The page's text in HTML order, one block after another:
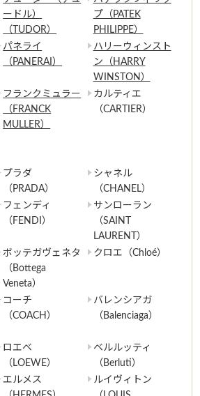
ードル）
（TUDOR）
プ（PATEK
PHILIPPE）
パネライ
（PANERAI）
ハリーウィンスト
ン（HARRY
WINSTON）
フランクミュラー
（FRANCK
MULLER）
カルティエ
（CARTIER）
プラダ
（PRADA）
シャネル
（CHANEL）
フェンディ
（FENDI）
サンローラン
（SAINT
LAURENT）
ボッテガヴェネタ
（Bottega
Veneta）
クロエ（Chloé）
コーチ
（COACH）
バレンシアガ
（Balenciaga）
ロエベ
（LOEWE）
ベルルッティ
（Berluti）
エルメス
ルイヴィトン